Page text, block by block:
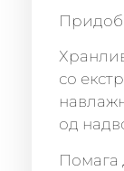
со
од
Помага